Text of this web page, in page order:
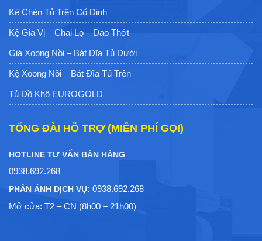
Kệ Chén Tủ Trên Cố Định
Kệ Gia Vị – Chai Lọ – Dao Thớt
Giá Xoong Nồi – Bát Đĩa Tủ Dưới
Kệ Xoong Nồi – Bát Đĩa Tủ Trên
Tủ Đồ Khô EUROGOLD
TỔNG ĐÀI HỖ TRỢ (MIỄN PHÍ GỌI)
HOTLINE TƯ VẤN BÁN HÀNG
0938.692.268
PHẢN ÁNH DỊCH VỤ: 0938.692.268
Mở cửa: T2 – CN (8h00 – 21h00)